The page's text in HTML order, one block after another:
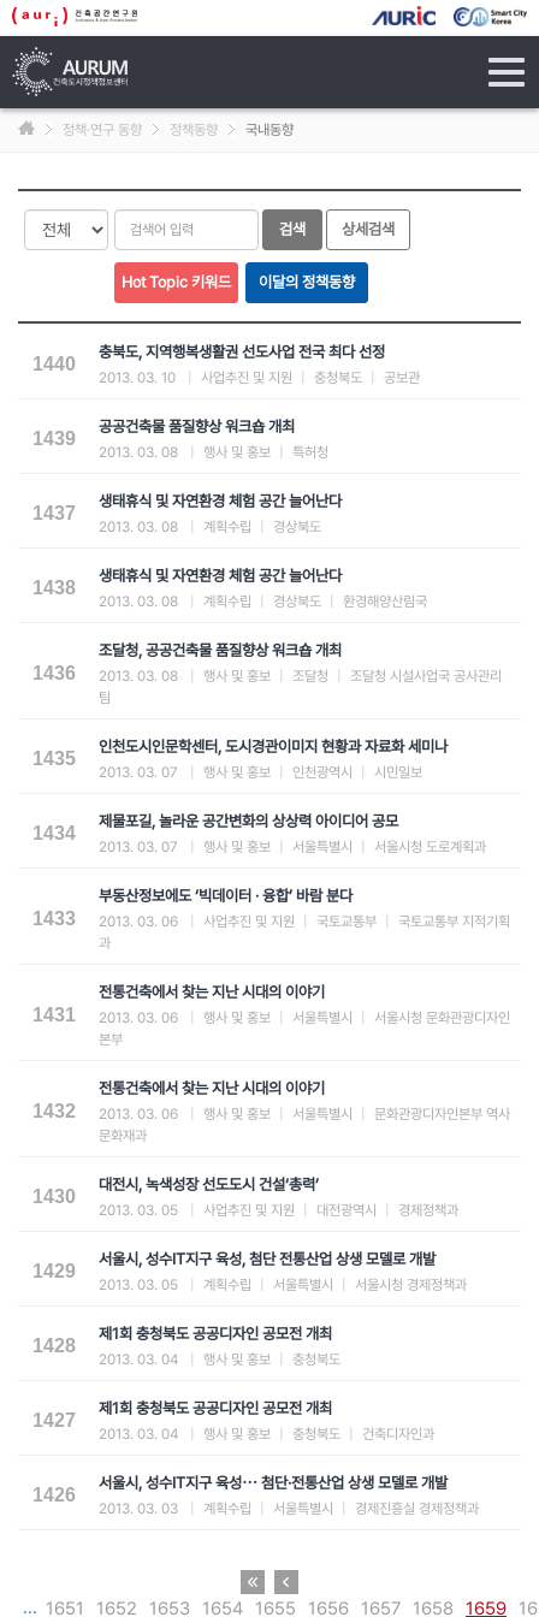
정책·연구 동향 정책동향 국내동향
1440
충북도, 지역행복생활권 선도사업 전국 최다 선정
2013. 03. 10 사업추진 및 지원 충청북도 공보관
1439
공공건축물 품질향상 워크숍 개최
2013. 03. 08 행사 및 홍보 특허청
1437
생태휴식 및 자연환경 체험 공간 늘어난다
2013. 03. 08 계획수립 경상북도
1438
생태휴식 및 자연환경 체험 공간 늘어난다
2013. 03. 08 계획수립 경상북도 환경해양산림국
1436
조달청, 공공건축물 품질향상 워크숍 개최
2013. 03. 08 행사 및 홍보 조달청
조달청 시설사업국 공사관리
팀
1435
인천도시인문학센터, 도시경관이미지 현황과 자료화 세미나
2013. 03. 07 행사 및 홍보 인천광역시 시민일보
1434
제물포길, 놀라운 공간변화의 상상력 아이디어 공모
2013. 03. 07 행사 및 홍보 서울특별시 서울시청 도로계획과
1433
부동산정보에도 ‘빅데이터 · 융합’ 바람 분다
2013. 03. 06 사업추진 및 지원 국토교통부
국토교통부 지적기획
과
1431
전통건축에서 찾는 지난 시대의 이야기
2013. 03. 06 행사 및 홍보 서울특별시
서울시청 문화관광디자인
본부
1432
전통건축에서 찾는 지난 시대의 이야기
2013. 03. 06 행사 및 홍보 서울특별시
문화관광디자인본부 역사
문화재과
1430
대전시, 녹색성장 선도도시 건설‘총력’
2013. 03. 05 사업추진 및 지원 대전광역시 경제정책과
1429
서울시, 성수IT지구 육성, 첨단 전통산업 상생 모델로 개발
2013. 03. 05 계획수립 서울특별시 서울시청 경제정책과
1428
제1회 충청북도 공공디자인 공모전 개최
2013. 03. 04 행사 및 홍보 충청북도
1427
제1회 충청북도 공공디자인 공모전 개최
2013. 03. 04 행사 및 홍보 충청북도 건축디자인과
1426
서울시, 성수IT지구 육성⋯ 첨단·전통산업 상생 모델로 개발
2013. 03. 03 계획수립 서울특별시 경제진흥실 경제정책과
... 1651 1652 1653 1654 1655 1656 1657 1658 1659